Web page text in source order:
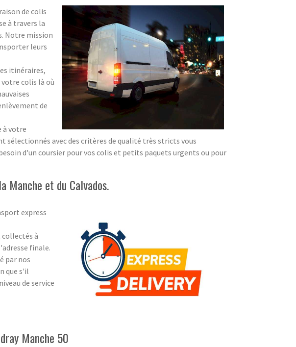
de colis
à travers la
Notre mission
leurs
itinéraires,
colis là où
de
à votre
sélectionnés avec des critères de qualité très stricts vous
d'un coursier pour vos colis et petits paquets urgents ou pour
Manche et du Calvados.
express
collectés à
finale.
par nos
que s'il
de service
Manche 50